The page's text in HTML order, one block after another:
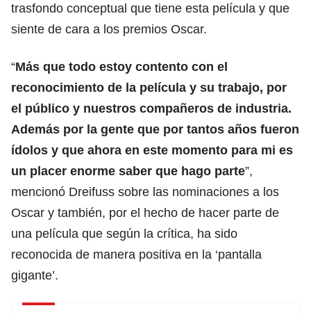
trasfondo conceptual que tiene esta película y que
siente de cara a los premios Oscar.
“Más que todo estoy contento con el
reconocimiento de la película y su trabajo, por
el público y nuestros compañeros de industria.
Además por la gente que por tantos años fueron
ídolos y que ahora en este momento para mi es
un placer enorme saber que hago parte”,
mencionó Dreifuss sobre las nominaciones a los
Oscar y también, por el hecho de hacer parte de
una película que según la crítica, ha sido
reconocida de manera positiva en la ‘pantalla
gigante’.